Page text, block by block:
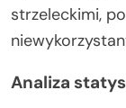
strzeleckimi,
Analiza